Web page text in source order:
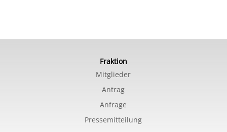
Fraktion
Mitglieder
Antrag
Anfrage
Pressemitteilung